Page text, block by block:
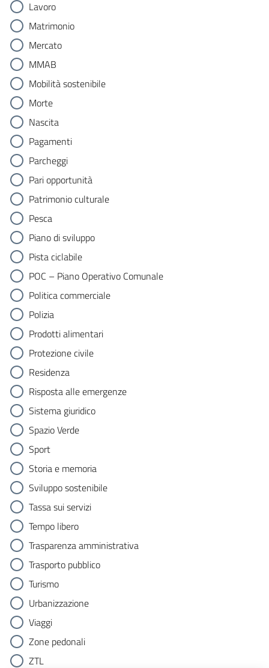
Lavoro
Matrimonio
Mercato
MMAB
Mobilità sostenibile
Morte
Nascita
Pagamenti
Parcheggi
Pari opportunità
Patrimonio culturale
Pesca
Piano di sviluppo
Pista ciclabile
POC – Piano Operativo Comunale
Politica commerciale
Polizia
Prodotti alimentari
Protezione civile
Residenza
Risposta alle emergenze
Sistema giuridico
Spazio Verde
Sport
Storia e memoria
Sviluppo sostenibile
Tassa sui servizi
Tempo libero
Trasparenza amministrativa
Trasporto pubblico
Turismo
Urbanizzazione
Viaggi
Zone pedonali
ZTL